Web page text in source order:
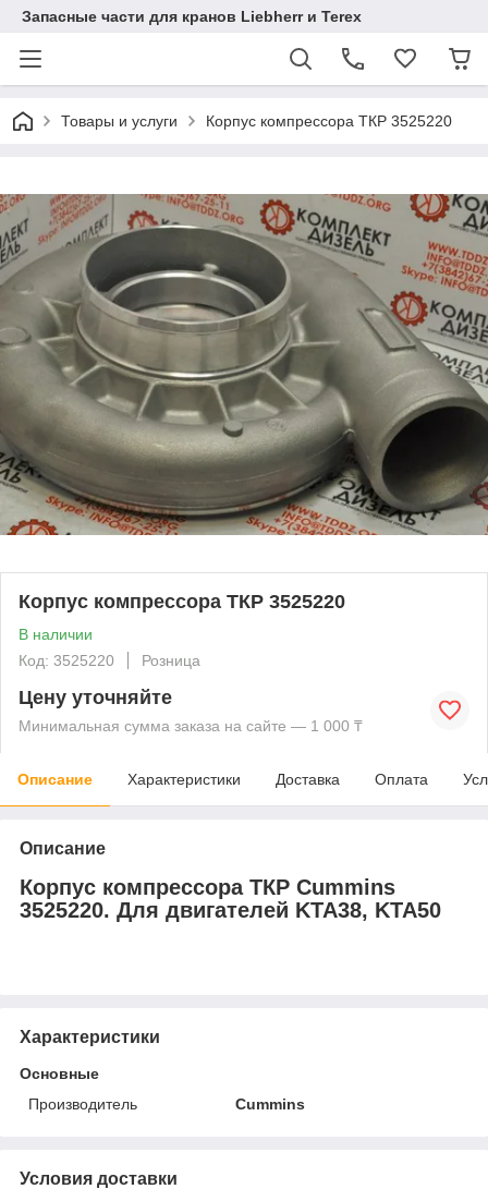
Запасные части для кранов Liebherr и Terex
Товары и услуги Корпус компрессора ТКР 3525220
Корпус компрессора ТКР 3525220
В наличии
Код: 3525220
Розница
Цену уточняйте
Минимальная сумма заказа на сайте — 1 000 ₸
Описание Характеристики Доставка Оплата
Описание
Корпус компрессора ТКР Cummins
3525220. Для двигателей KTA38, KTA50
Характеристики
Основные
Производитель
Cummins
Условия доставки